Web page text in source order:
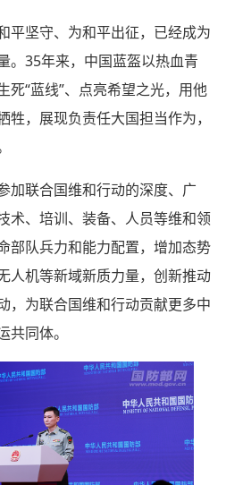
平坚守、为和平出征，已经成为
。35年来，中国蓝盔以热血青
死“蓝线”、点亮希望之光，用他
，展现负责任大国担当作为，
加联合国维和行动的深度、广
术、培训、装备、人员等维和领
部队兵力和能力配置，增加态势
人机等新域新质力量，创新推动
，为联合国维和行动贡献更多中
同体。